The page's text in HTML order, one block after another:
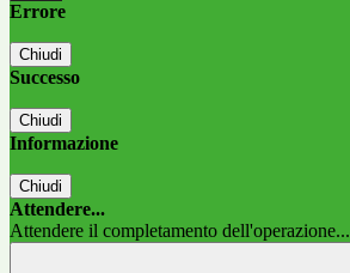
Errore
Chiudi
Successo
Chiudi
Informazione
Chiudi
Attendere...
Attendere il completamento dell'operazione...